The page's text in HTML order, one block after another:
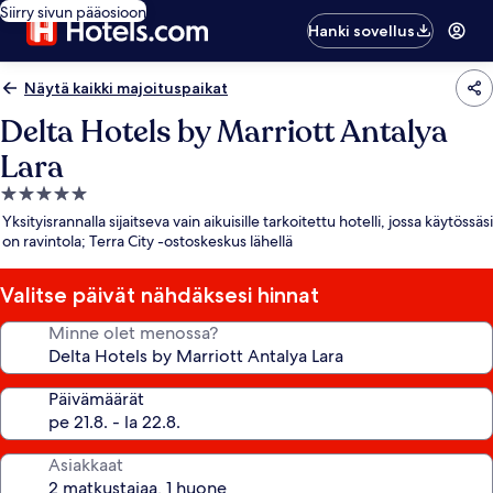
Siirry sivun pääosioon
Hanki sovellus
Näytä kaikki majoituspaikat
Delta Hotels by Marriott Antalya
Lara
5.0
tähden
majoituspaikka
Yksityisrannalla sijaitseva vain aikuisille tarkoitettu hotelli, jossa käytössäsi
on ravintola; Terra City -ostoskeskus lähellä
Valitse päivät nähdäksesi hinnat
Minne olet menossa?
Päivämäärät
Asiakkaat